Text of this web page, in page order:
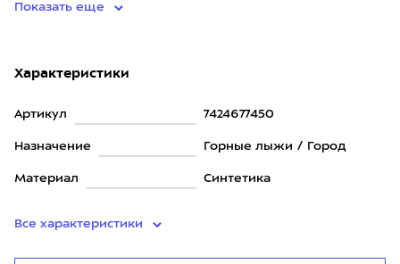
Показать еще
Характеристики
Артикул 7424677450
Назначение Горные лыжи / Город
Материал Синтетика
Все характеристики